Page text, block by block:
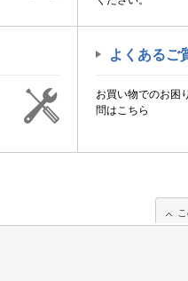
よくあるご
お買い物でのお困
問はこちら